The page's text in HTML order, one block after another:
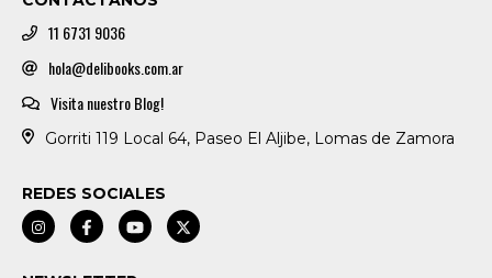
11 6731 9036
hola@delibooks.com.ar
Visita nuestro Blog!
Gorriti 119 Local 64, Paseo El Aljibe, Lomas de Zamora
REDES SOCIALES